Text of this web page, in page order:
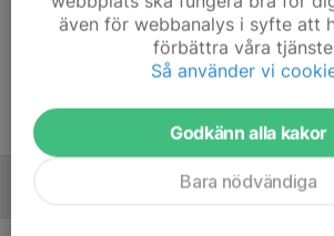
Position
-
8 år
även för webbanalys i syfte att
förbättra våra
Så använder vi
Godkänn alla kakor
Bara nödvändiga